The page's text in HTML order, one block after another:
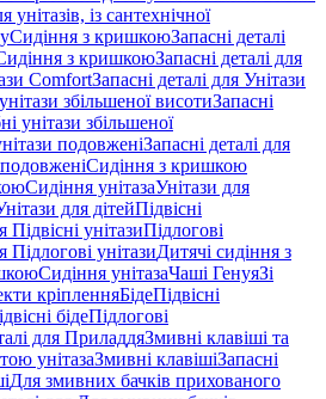
із сантехнічної
Сидіння з кришкоюЗапасні деталі
з кришкоюЗапасні деталі для
ComfortЗапасні деталі для Унітази
збільшеної висотиЗапасні
унітази збільшеної
подовженіЗапасні деталі для
Сидіння з кришкою
Сидіння унітазаУнітази для
для дітейПідвісні
Підвісні унітазиПідлогові
Підлогові унітазиДитячі сидіння з
Сидіння унітазаЧаші ГенуяЗі
кріпленняБідеПідвісні
бідеПідлогові
для ПриладдяЗмивні клавіші та
унітазаЗмивні клавішіЗапасні
Для змивних бачків прихованого